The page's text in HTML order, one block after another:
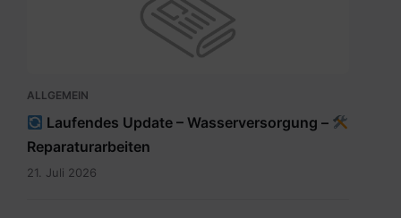
ALLGEMEIN
Laufendes Update – Wasserversorgung –
Reparaturarbeiten
21. Juli 2026